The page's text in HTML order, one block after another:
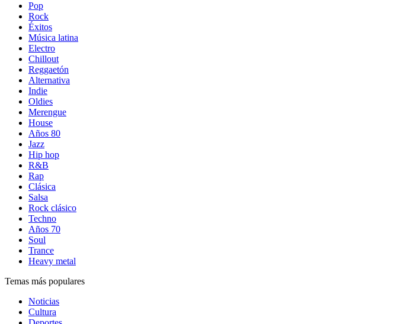
Pop
Rock
Éxitos
Música latina
Electro
Chillout
Reggaetón
Alternativa
Indie
Oldies
Merengue
House
Años 80
Jazz
Hip hop
R&B
Rap
Clásica
Salsa
Rock clásico
Techno
Años 70
Soul
Trance
Heavy metal
Temas más populares
Noticias
Cultura